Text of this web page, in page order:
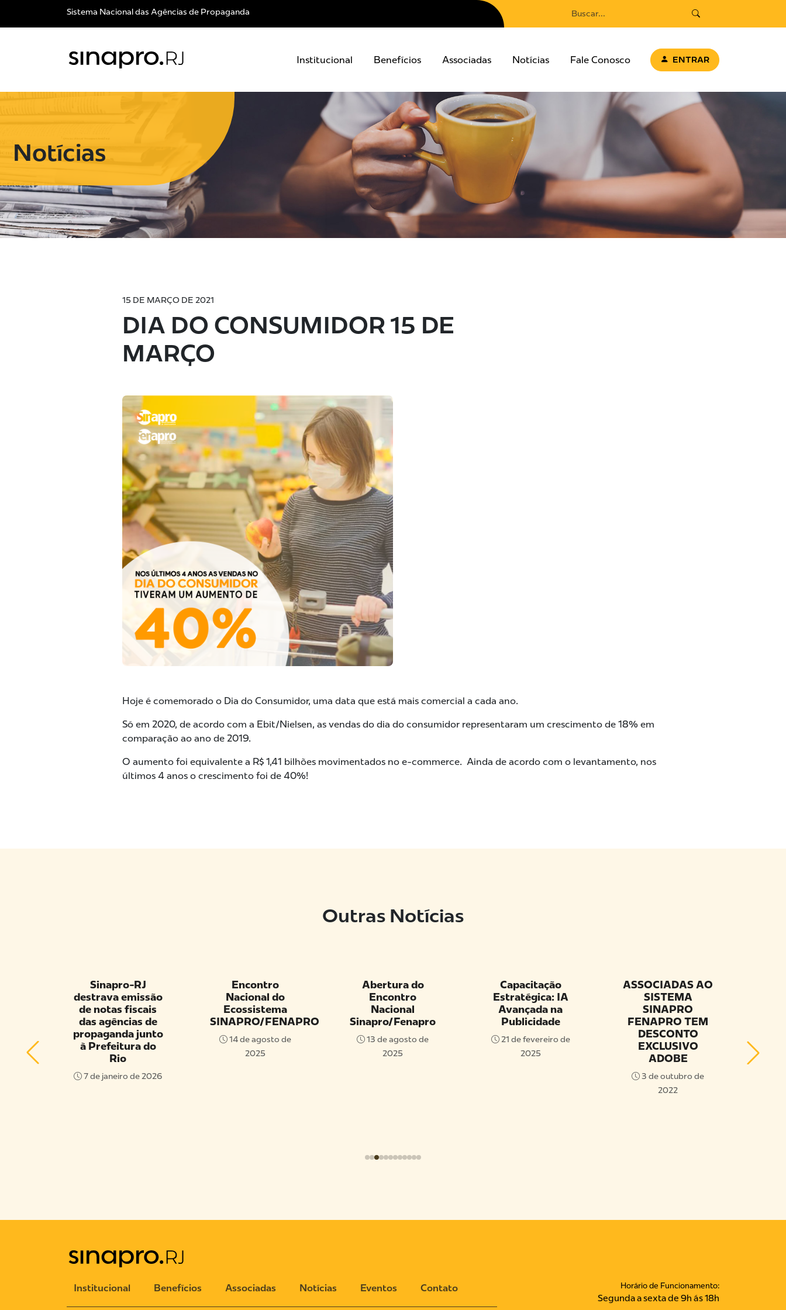
Sistema Nacional das Agências de Propaganda
Institucional Benefícios Associadas Notícias Fale Conosco ENTRAR
Notícias
15 DE MARÇO DE 2021
DIA DO CONSUMIDOR 15 DE
MARÇO
Hoje é comemorado o Dia do Consumidor, uma data que está mais comercial a cada ano.
Só em 2020, de acordo com a Ebit/Nielsen, as vendas do dia do consumidor representaram um crescimento de 18% em
comparação ao ano de 2019.
O aumento foi equivalente a R$ 1,41 bilhões movimentados no e-commerce. Ainda de acordo com o levantamento, nos
últimos 4 anos o crescimento foi de 40%!
Outras Notícias
Sinapro-RJ
destrava emissão
de notas fiscais
das agências de
propaganda junto
à Prefeitura do
Rio
7 de janeiro de 2026
Encontro
Nacional do
Ecossistema
SINAPRO/FENAPRO
14 de agosto de
2025
Abertura do
Encontro
Nacional
Sinapro/Fenapro
13 de agosto de
2025
Capacitação
Estratégica: IA
Avançada na
Publicidade
21 de fevereiro de
2025
ASSOCIADAS AO
SISTEMA
SINAPRO
FENAPRO TEM
DESCONTO
EXCLUSIVO
ADOBE
3 de outubro de
2022
Institucional Benefícios Associadas Notícias Eventos Contato Horário de Funcionamento:
Segunda a sexta de 9h ás 18h